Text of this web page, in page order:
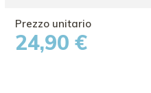
24,90 €